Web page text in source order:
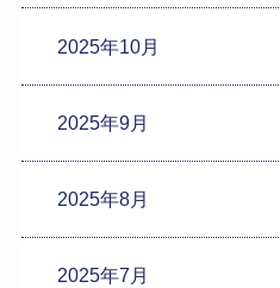
2025年10月
2025年9月
2025年8月
2025年7月